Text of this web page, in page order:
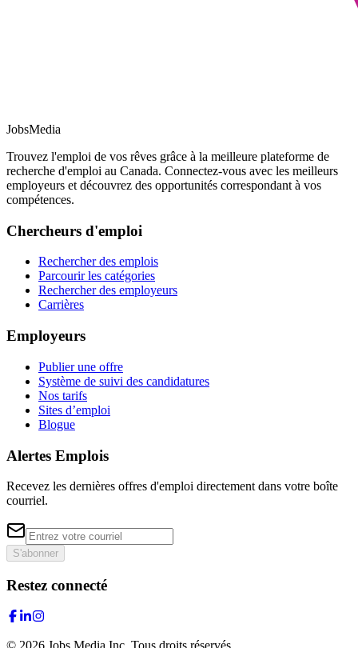
JobsMedia
Trouvez l'emploi de vos rêves grâce à la meilleure plateforme de
recherche d'emploi au Canada. Connectez-vous avec les meilleurs
employeurs et découvrez des opportunités correspondant à vos
compétences.
Chercheurs d'emploi
Rechercher des emplois
Parcourir les catégories
Rechercher des employeurs
Carrières
Employeurs
Publier une offre
Système de suivi des candidatures
Nos tarifs
Sites d’emploi
Blogue
Alertes Emplois
Recevez les dernières offres d'emploi directement dans votre boîte
courriel.
S'abonner
Restez connecté
© 2026 Jobs Media Inc. Tous droits réservés.